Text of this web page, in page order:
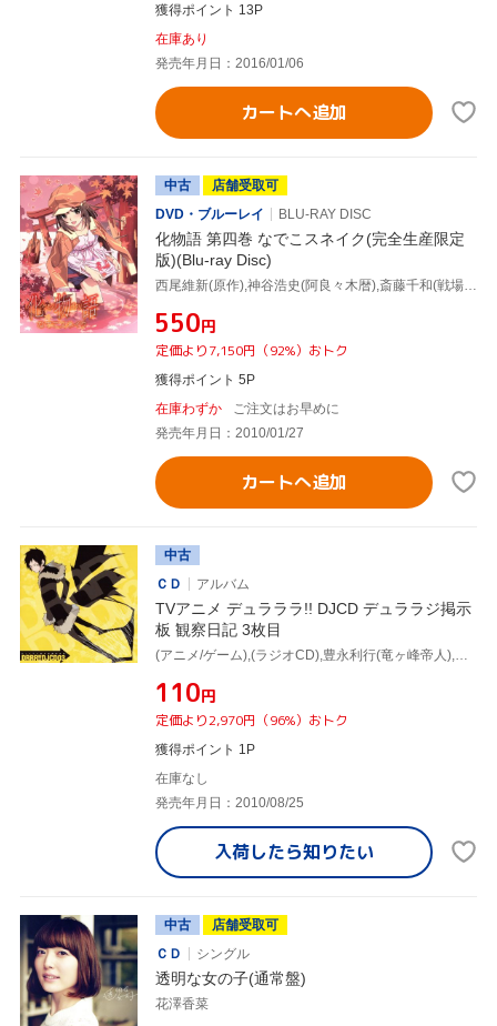
獲得ポイント 13P
在庫あり
発売年月日：2016/01/06
カートへ追加
中古
店舗受取可
DVD・ブルーレイ
BLU-RAY DISC
化物語 第四巻 なでこスネイク(完全生産限定
版)(Blu-ray Disc)
西尾維新(原作),神谷浩史(阿良々木暦),斎藤千和(戦場ヶ原ひたぎ),花澤香菜(千石撫子),渡辺明夫(キャラクターデザイン、総作画監督),神前暁(音楽)
¥550円
定価より7,150円（92%）おトク
獲得ポイント 5P
在庫わずか
ご注文はお早めに
発売年月日：2010/01/27
カートへ追加
中古
ＣＤ
アルバム
TVアニメ デュラララ!! DJCD デュララジ掲示
板 観察日記 3枚目
¥110円
定価より2,970円（96%）おトク
獲得ポイント 1P
在庫なし
発売年月日：2010/08/25
入荷したら知りたい
中古
店舗受取可
ＣＤ
シングル
透明な女の子(通常盤)
花澤香菜